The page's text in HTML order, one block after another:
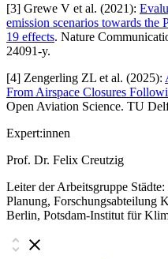
[3] Grewe V et al. (2021):
emission scenarios towards
19 effects. Nature
24091-y.
[4] Zengerling ZL et al. (2025):
From Airspace Closures
Open Aviation Science. TU
Expert:innen
Prof. Dr. Felix Creutzig
Leiter der Arbeitsgruppe
Planung, Forschungsabteilung
Berlin, Potsdam-Institut für